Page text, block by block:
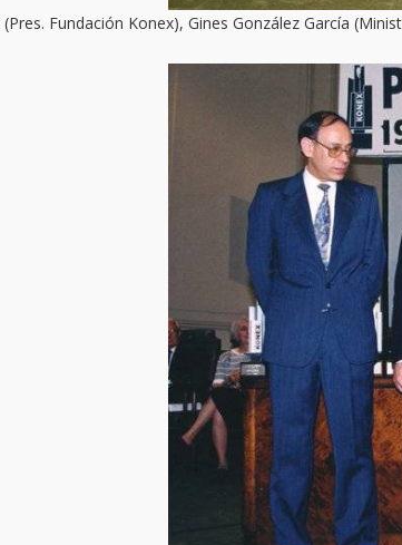
(Pres. Fundación Konex), Gines González García